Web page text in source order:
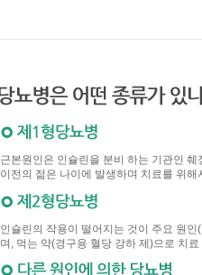
근본원인은 인슐린을 분비 하는 기관인
이전의 젊은 나이에 발생하며 치료를 위
인슐린의 작용이 떨어지는 것이 주요 원
며, 먹는 약(경구용 혈당 강하 제)으로 치